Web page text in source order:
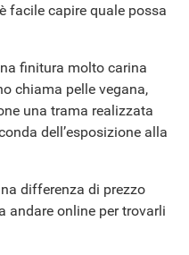
facile capire quale possa
finitura molto carina
chiama pelle vegana,
una trama realizzata
dell’esposizione alla
differenza di prezzo
andare online per trovarli